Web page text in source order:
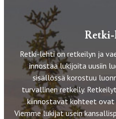
Retki-lehti on retkeilyn ja
innostaa lukijoita uusiin
sisällössä korostuu
turvallinen retkeily.
kiinnostavat kohteet
Viemme lukijat usein